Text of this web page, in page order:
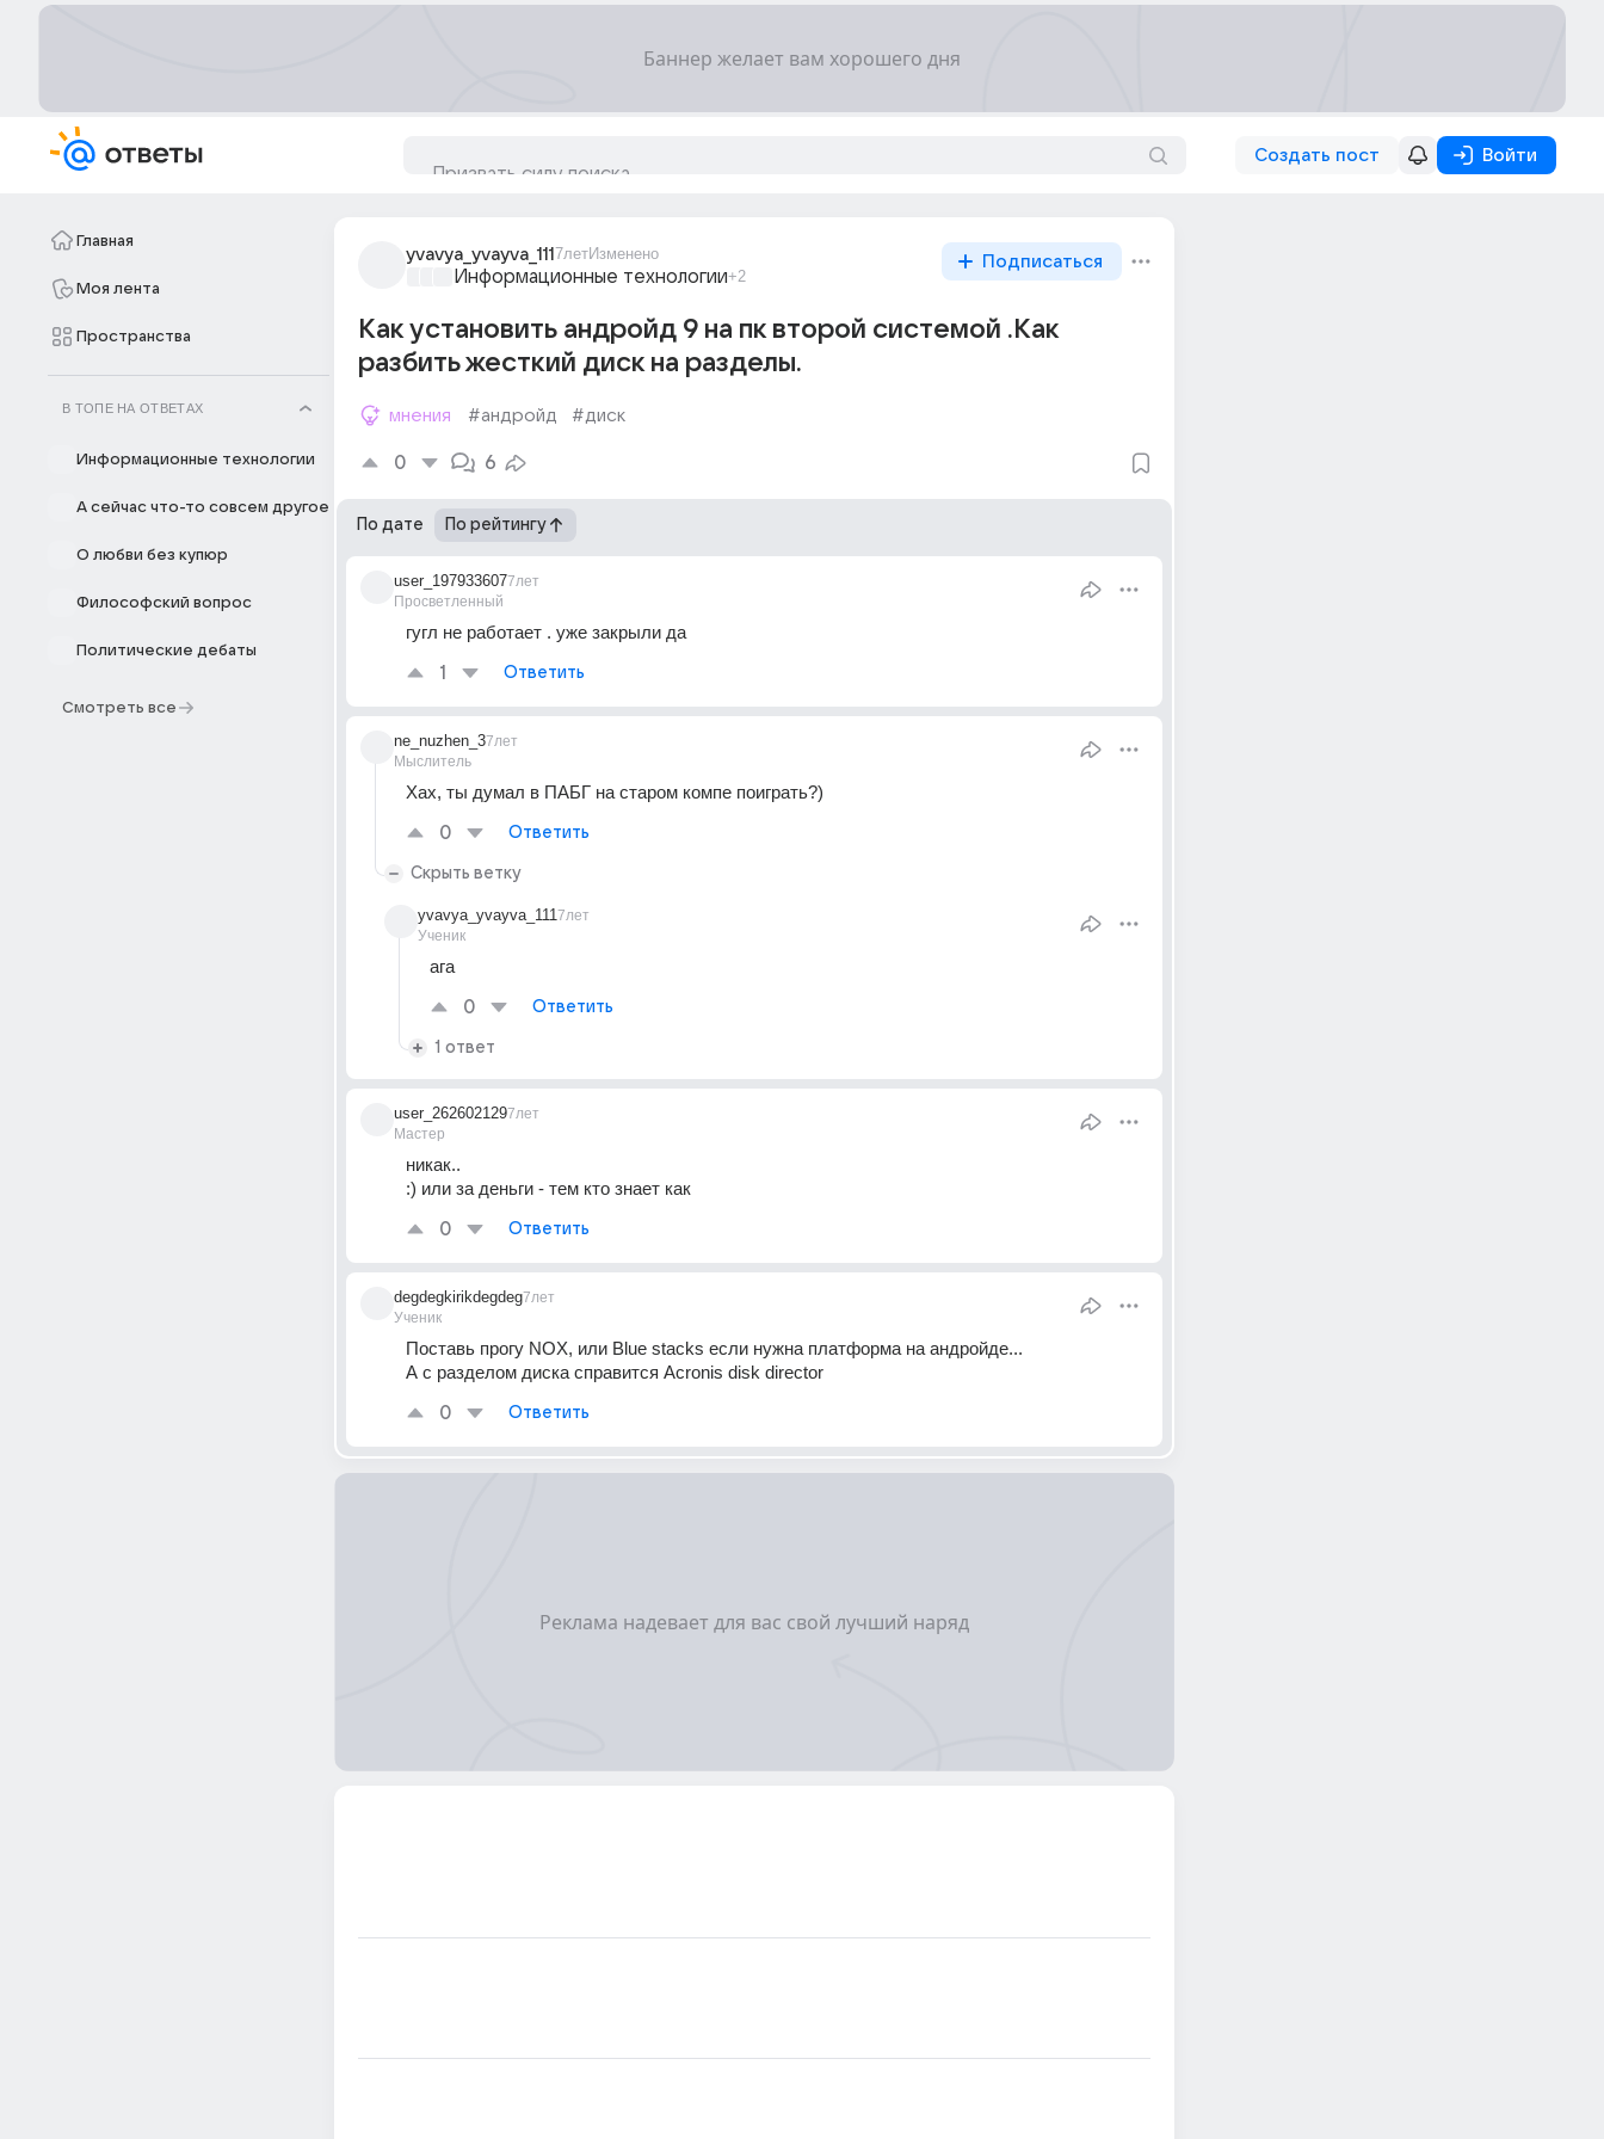
Создать пост Войти
Главная
Моя лента
Пространства
В ТОПЕ НА ОТВЕТАХ
Информационные технологии
А сейчас что-то совсем другое
О любви без купюр
Философский вопрос
Политические дебаты
Смотреть все
yvavya_yvayva_111 7летИзменено
Информационные технологии+2
Подписаться
Как установить андройд 9 на пк второй системой .Как
разбить жесткий диск на разделы.
мнения #андройд #диск
0 6
По дате По рейтингу
user_197933607
Просветленный
7лет
гугл не работает . уже закрыли да
1 Ответить
ne_nuzhen_3
Мыслитель
7лет
Хах, ты думал в ПАБГ на старом компе поиграть?)
0 Ответить
Скрыть ветку
yvavya_yvayva_111
Ученик
7лет
ага
0 Ответить
1 ответ
user_262602129
Мастер
7лет
никак..
:) или за деньги - тем кто знает как
0 Ответить
degdegkirikdegdeg
Ученик
7лет
Поставь прогу NOX, или Blue stacks если нужна платформа на андройде...
А с разделом диска справится Acronis disk director
0 Ответить